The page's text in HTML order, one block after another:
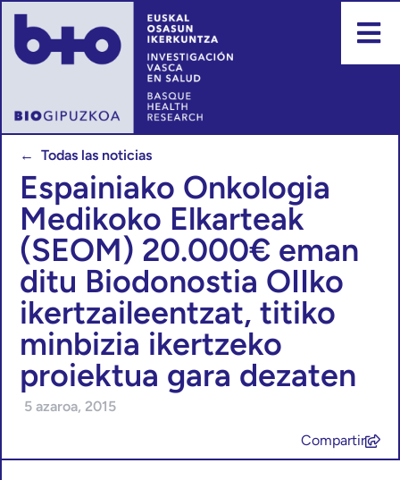
← Todas las noticias
Espainiako Onkologia
Medikoko Elkarteak
(SEOM) 20.000€ eman
ditu Biodonostia OIIko
ikertzaileentzat, titiko
minbizia ikertzeko
proiektua gara dezaten
5 azaroa, 2015
Compartir